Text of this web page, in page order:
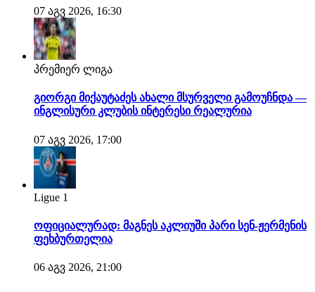
07 აგვ 2026, 16:30
პრემიერ ლიგა
გიორგი მიქაუტაძეს ახალი მსურველი გამოუჩნდა —
ინგლისური კლუბის ინტერესი რეალურია
07 აგვ 2026, 17:00
Ligue 1
ოფიციალურად: მაგნეს აკლიუში პარი სენ-ჟერმენის
ფეხბურთელია
06 აგვ 2026, 21:00